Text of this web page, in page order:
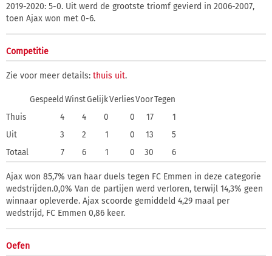
2019-2020: 5-0. Uit werd de grootste triomf gevierd in 2006-2007,
toen Ajax won met 0-6.
Competitie
Zie voor meer details: thuis uit.
Gespeeld WinstGelijkVerliesVoorTegen
Thuis
4 4 0 0 17
1
Uit
3 2 1 0 13
5
Totaal
7 6 1 0 30 6
Ajax won 85,7% van haar duels tegen FC Emmen in deze categorie
wedstrijden.0,0% Van de partijen werd verloren, terwijl 14,3% geen
winnaar opleverde. Ajax scoorde gemiddeld 4,29 maal per
wedstrijd, FC Emmen 0,86 keer.
Oefen